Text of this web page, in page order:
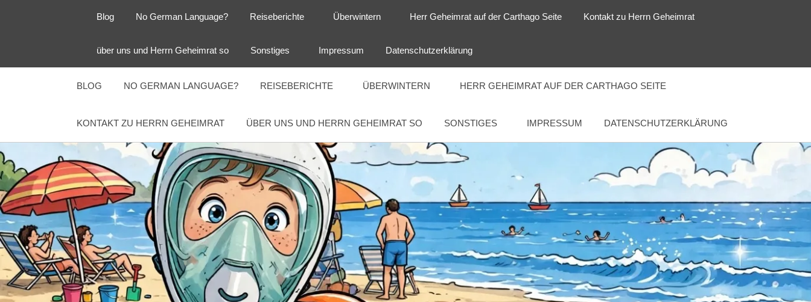
Reise
Guckloch
–
Herr
Geheimrat
auf
Reisen
Geheimrat
auf
Reisen
Blog No German Language? Reiseberichte Überwintern Herr Geheimrat auf der Carthago Seite Kontakt zu Herrn Geheimrat
über uns und Herrn Geheimrat so Sonstiges Impressum Datenschutzerklärung
BLOG NO GERMAN LANGUAGE? REISEBERICHTE ÜBERWINTERN HERR GEHEIMRAT AUF DER CARTHAGO SEITE
KONTAKT ZU HERRN GEHEIMRAT ÜBER UNS UND HERRN GEHEIMRAT SO SONSTIGES IMPRESSUM DATENSCHUTZERKLÄRUNG